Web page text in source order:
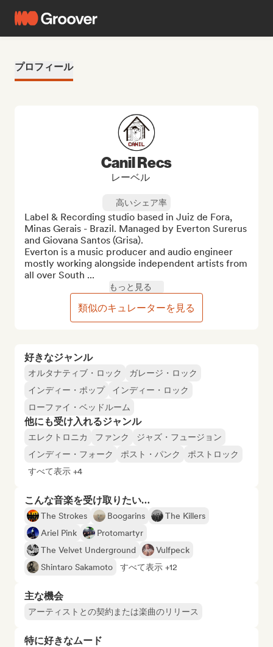
プロフィール
好きなジャンル
オルタナティブ・ロック
ガレージ・ロック
インディー・ポップ
インディー・ロック
ローファイ・ベッドルーム
他にも受け入れるジャンル
エレクトロニカ ファンク
ジャズ・フュージョン
インディー・フォーク
ポスト・パンク
ポストロック
すべて表示 +4
こんな音楽を受け取りたい…
The Strokes Boogarins
The Killers
Ariel Pink
Protomartyr
The Velvet Underground
Vulfpeck
Shintaro Sakamoto
すべて表示 +12
主な機会
アーティストとの契約または楽曲のリリース
特に好きなムード
Canil Recs
レーベル
高いシェア率
Label & Recording studio based in Juiz de Fora,
Minas Gerais - Brazil. Managed by Everton Surerus
and Giovana Santos (Grisa).
Everton is a music producer and audio engineer
mostly working alongside independent artists from
all over South ...
もっと見る
類似のキュレーターを見る